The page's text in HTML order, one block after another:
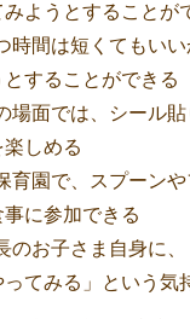
ようとすることが
時間は短くてもい
することができる
場面では、シール
しめる
育園で、スプーン
に参加できる
のお子さま自身に
てみる」という気